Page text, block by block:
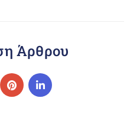
Άρθρου